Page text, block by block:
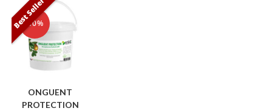
Best Seller
-10%
ONGUENT
PROTECTION